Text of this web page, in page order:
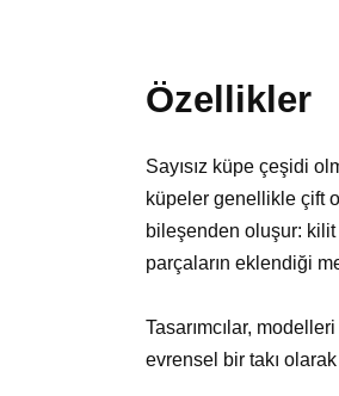
Özellikler
Sayısız küpe çeşidi
küpeler genellikle çift
bileşenden oluşur: kilit
parçaların eklendiği
Tasarımcılar,
evrensel bir takı